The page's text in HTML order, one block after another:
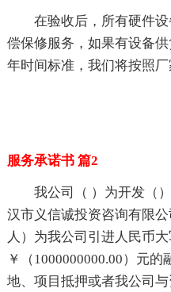
在验收后，所有硬件
偿保修服务，如果有设备
年时间标准，我们将按照厂
服务承诺书 篇2
我公司（ ）为开发（
汉市义信诚投资咨询有限
人）为我公司引进人民币
￥（1000000000.00）元
地、项目抵押或者我公司